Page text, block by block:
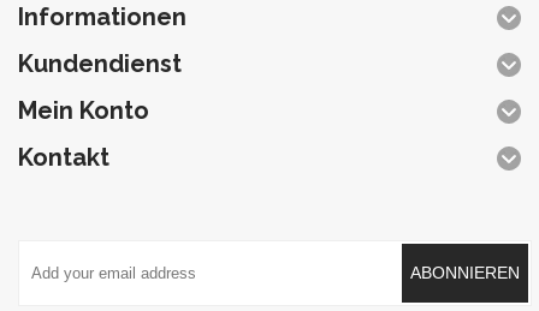
Informationen
Kundendienst
Mein Konto
Kontakt
ABONNIEREN